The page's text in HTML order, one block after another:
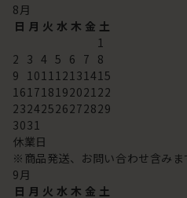
8 月
日 月 火 水 木 金 土
1
2 3 4 5 6 7 8
9
10 11 12 13 14 15
16 17 18 192021 22
23242526272829
3031
休業日
※商品発送、お問い合わせ含みま
9 月
日 月 火 水 木 金 土